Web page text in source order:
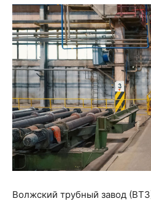
Волжский трубный завод